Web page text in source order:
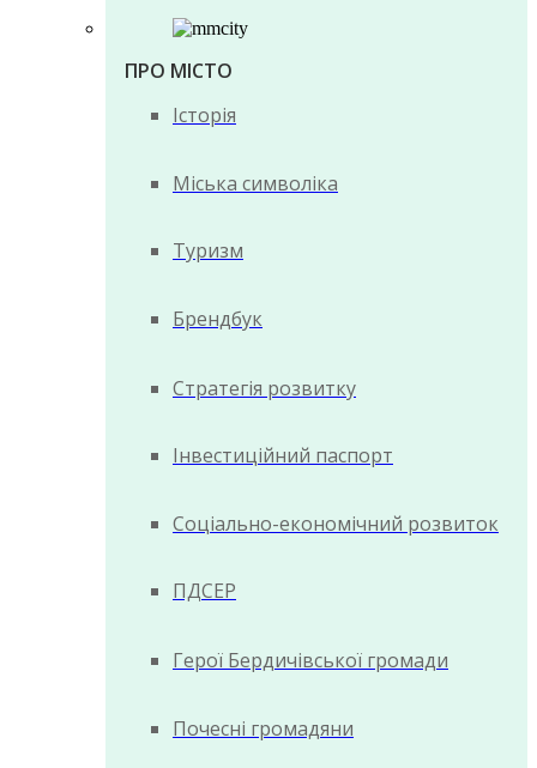
ПРО МІСТО
Історія
Міська символіка
Туризм
Брендбук
Стратегія розвитку
Інвестиційний паспорт
Соціально-економічний розвиток
ПДСЕР
Герої Бердичівської громади
Почесні громадяни